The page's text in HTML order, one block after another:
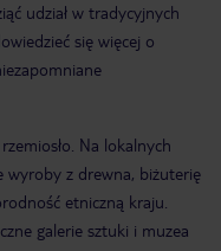
udział w tradycyjnych
się więcej o
Na lokalnych
wyroby z drewna, biżuterię
etniczną kraju.
galerie sztuki i muzea